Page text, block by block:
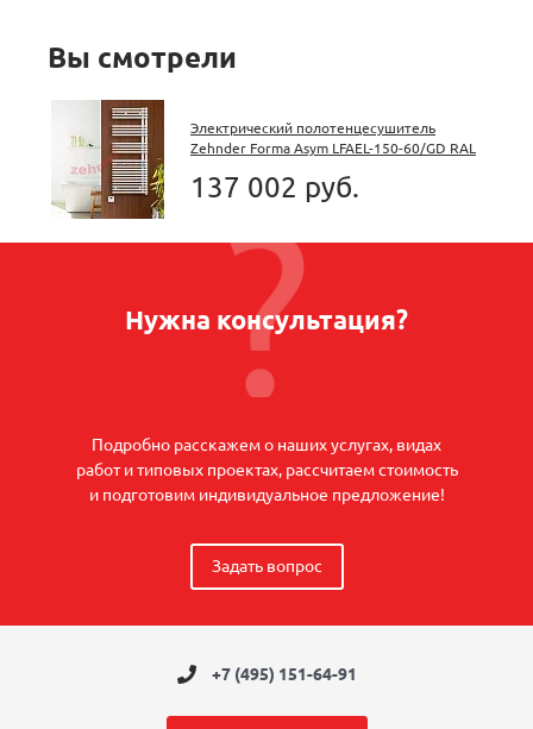
Вы смотрели
Электрический полотенцесушитель
Zehnder Forma Asym LFAEL-150-60/GD RAL
137 002 руб.
Нужна консультация?
Подробно расскажем о наших услугах, видах
работ и типовых проектах, рассчитаем стоимость
и подготовим индивидуальное предложение!
Задать вопрос
+7 (495) 151-64-91